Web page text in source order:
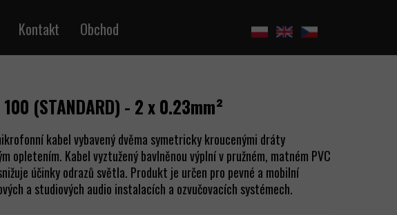
Kontakt Obchod
(STANDARD) - 2 x 0.23mm²
kabel vybavený dvěma symetricky kroucenými dráty
opletením. Kabel vyztužený bavlněnou výplní v pružném, matném PVC
účinky odrazů světla. Produkt je určen pro pevné a mobilní
a studiových audio instalacích a ozvučovacích systémech.